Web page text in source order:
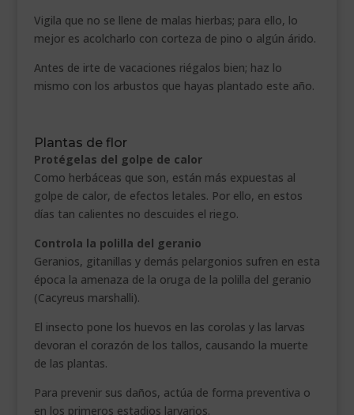
Vigila que no se llene de malas hierbas; para ello, lo
mejor es acolcharlo con corteza de pino o algún árido.
Antes de irte de vacaciones riégalos bien; haz lo
mismo con los arbustos que hayas plantado este año.
Plantas de flor
Protégelas del golpe de calor
Como herbáceas que son, están más expuestas al
golpe de calor, de efectos letales. Por ello, en estos
días tan calientes no descuides el riego.
Controla la polilla del geranio
Geranios, gitanillas y demás pelargonios sufren en esta
época la amenaza de la oruga de la polilla del geranio
(Cacyreus marshalli).
El insecto pone los huevos en las corolas y las larvas
devoran el corazón de los tallos, causando la muerte
de las plantas.
Para prevenir sus daños, actúa de forma preventiva o
en los primeros estadios larvarios.